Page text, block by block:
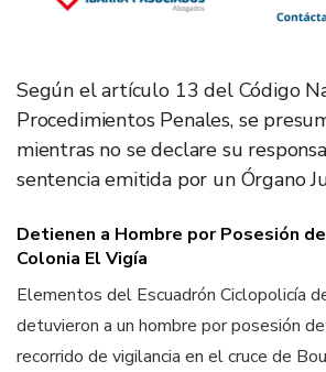
Según el artículo 13 del Código
Procedimientos Penales, se
mientras no se declare su
sentencia emitida por un Órgano
Detienen a Hombre por Posesión
Colonia El Vigía
Elementos del Escuadrón Ciclopolicía
detuvieron a un hombre por posesión
recorrido de vigilancia en el cruce de